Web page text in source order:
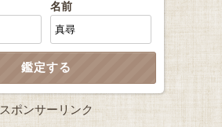
名前
スポンサーリンク